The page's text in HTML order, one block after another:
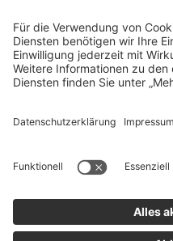
Kontakt
RECHTLICHES
Lieferkette
Barrierefreiheitserklärung
Code of Conduct